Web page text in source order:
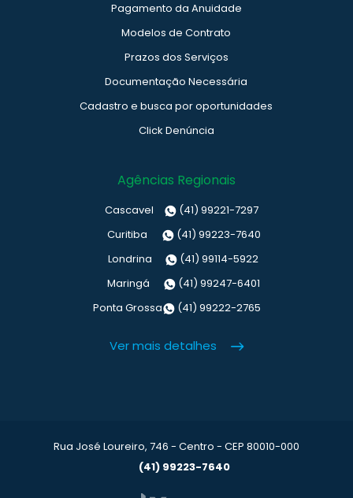
Pagamento da Anuidade
Modelos de Contrato
Prazos dos Serviços
Documentação Necessária
Cadastro e busca por oportunidades
Click Denúncia
Agências Regionais
Cascavel
(41) 99221-7297
Curitiba
(41) 99223-7640
Londrina
(41) 99114-5922
Maringá
(41) 99247-6401
Ponta Grossa
(41) 99222-2765
Ver mais detalhes
Rua José Loureiro, 746 - Centro - CEP 80010-000
(41) 99223-7640